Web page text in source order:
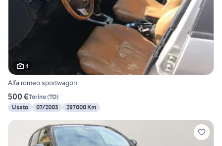
4
Alfa romeo sportwagon
500 €Torino(TO)
Usato
07/2003 297000 Km